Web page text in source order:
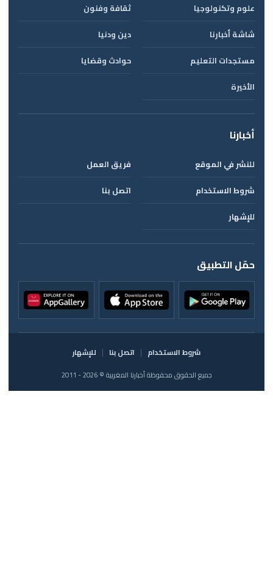
علوم وتكنولوجيا
ثقافة وفنون
شاشة أخبارنا
دين ودنيا
مستجدات التعليم
حوادث وقضايا
الأخيرة
أخبارنا
للنشر في الموقع
فريق العمل
شروط الاستخدام
اتصل بنا
للإشهار
حمّل التطبيق
شروط الاستخدام اتصل بنا
للإشهار
جميع الحقوق محفوظة أخبارنا المغربية © 2026 - 2011